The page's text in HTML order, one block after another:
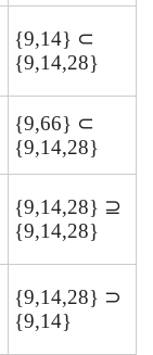
{9,14} ⊂
{9,14,28}
{9,66} ⊂
{9,14,28}
{9,14,28} ⊇
{9,14,28}
{9,14,28} ⊃
{9,14}